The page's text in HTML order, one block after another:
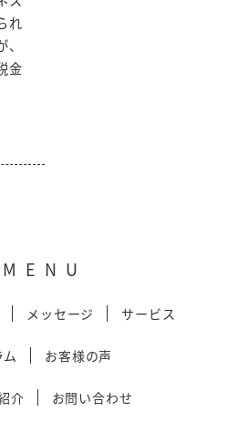
れ
金
MENU
メッセージ サービス
ム お客様の声
介 お問い合わせ